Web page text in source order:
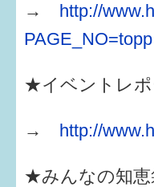
→ http://
PAGE_NO=topp
★イベントレポ
→ http://
★みんなの知恵